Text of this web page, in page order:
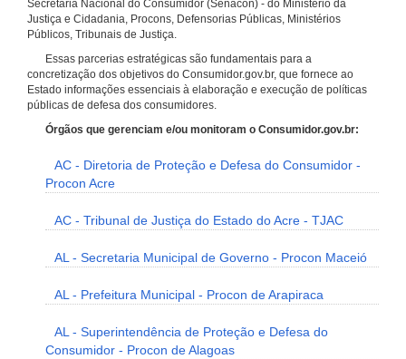
Secretaria Nacional do Consumidor (Senacon) - do Ministério da
Justiça e Cidadania, Procons, Defensorias Públicas, Ministérios
Públicos, Tribunais de Justiça.
Essas parcerias estratégicas são fundamentais para a
concretização dos objetivos do Consumidor.gov.br, que fornece ao
Estado informações essenciais à elaboração e execução de políticas
públicas de defesa dos consumidores.
Órgãos que gerenciam e/ou monitoram o Consumidor.gov.br:
AC - Diretoria de Proteção e Defesa do Consumidor -
Procon Acre
AC - Tribunal de Justiça do Estado do Acre - TJAC
AL - Secretaria Municipal de Governo - Procon Maceió
AL - Prefeitura Municipal - Procon de Arapiraca
AL - Superintendência de Proteção e Defesa do
Consumidor - Procon de Alagoas